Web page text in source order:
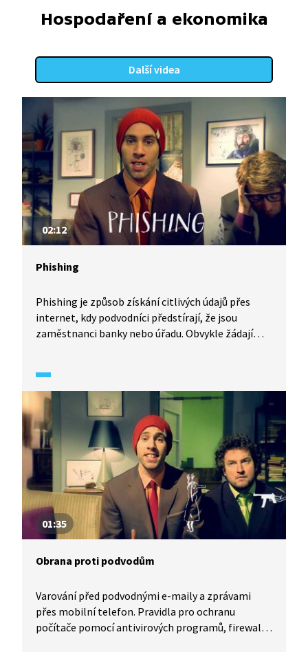
Hospodaření a ekonomika
Další videa
02:12
Phishing
Phishing je způsob získání citlivých údajů přes
internet, kdy podvodníci předstírají, že jsou
zaměstnanci banky nebo úřadu. Obvykle žádají
systém v počítači, který je nutné průběžně
aktualizovat.
01:35
Obrana proti podvodům
Varování před podvodnými e-maily a zprávami
přes mobilní telefon. Pravidla pro ochranu
počítače pomocí antivirových programů, firewallů